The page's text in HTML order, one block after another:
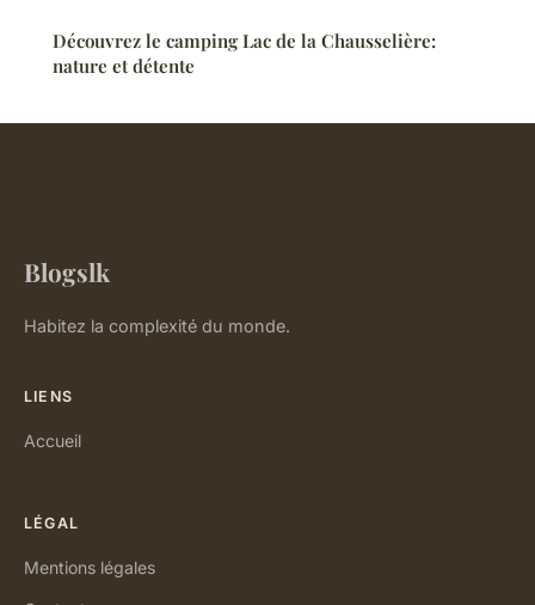
Découvrez le camping Lac de la Chausselière:
nature et détente
Blogslk
Habitez la complexité du monde.
LIENS
Accueil
LÉGAL
Mentions légales